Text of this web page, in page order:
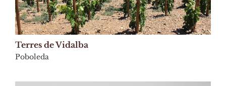
Terres de Vidalba
Poboleda